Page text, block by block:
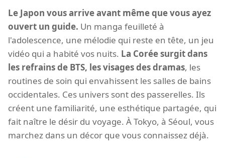
Le Japon vous arrive avant même que vous ayez
ouvert un guide. Un manga feuilleté à
l'adolescence, une mélodie qui reste en tête, un jeu
vidéo qui a habité vos nuits. La Corée surgit dans
les refrains de BTS, les visages des dramas, les
routines de soin qui envahissent les salles de bains
occidentales. Ces univers sont des passerelles. Ils
créent une familiarité, une esthétique partagée, qui
fait naître le désir du voyage. À Tokyo, à Séoul, vous
marchez dans un décor que vous connaissez déjà.